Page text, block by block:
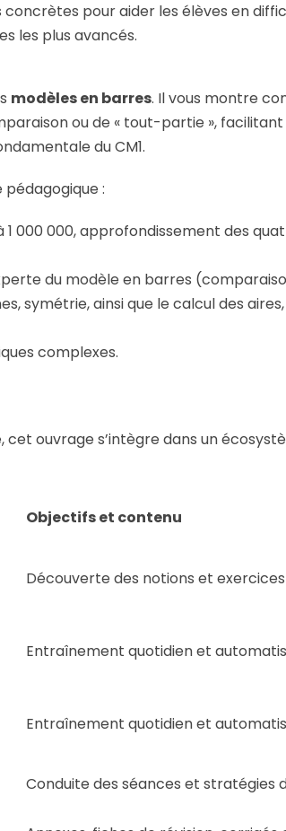
concrètes pour aider les élèves en
les plus avancés.
modèles en barres. Il vous montre
ou de « tout-partie », facilitant
du CM1.
:
1 000 000, approfondissement des
du modèle en barres
symétrie, ainsi que le calcul des
complexes.
ouvrage s’intègre dans un
Objectifs et contenu
Découverte des notions et exercices
Entraînement quotidien et
Entraînement quotidien et
Conduite des séances et stratégies